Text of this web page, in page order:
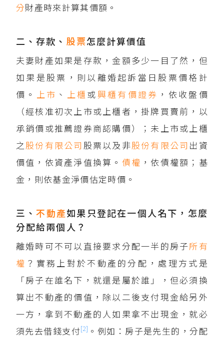
分財產時來計算其價額。
二、存款、 股票怎麼計算價值
夫妻財產如果是存款，金額多少一目了然，但
如果是股票，則以離婚起訴當日股票價格計
價。
上市 、 上櫃 或興櫃 有價證券 ，依收盤價
（經核准初次上市或上櫃者，掛牌買賣前，以
承銷價或推薦證券商認購價）；未上市或上櫃
之 股份有限公司 股票以及非股份有限公司 出資
價值，依資產淨值換算。 債權 ，依債權額；基
金，則依基金淨價估定時價。
三、不動產如果只登記在一個人名下，怎麼
分配給兩個人？
離婚時可不可以直接要求分配一半的房子所有
權 ？實務上對於不動產的分配，處理方式是
「房子在誰名下，就還是屬於誰」，但必須換
算出不動產的價值，除以二後支付現金給另外
一方，拿到不動產的人如果拿不出現金，就必
須先去借錢支付[2] 。例如：房子是先生的，分配